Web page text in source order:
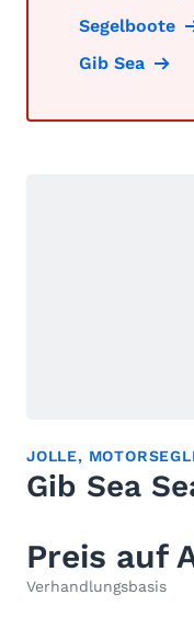
Segelboote
Gib Sea
JOLLE,
Gib Sea
Preis auf
Verhandlungsbasis